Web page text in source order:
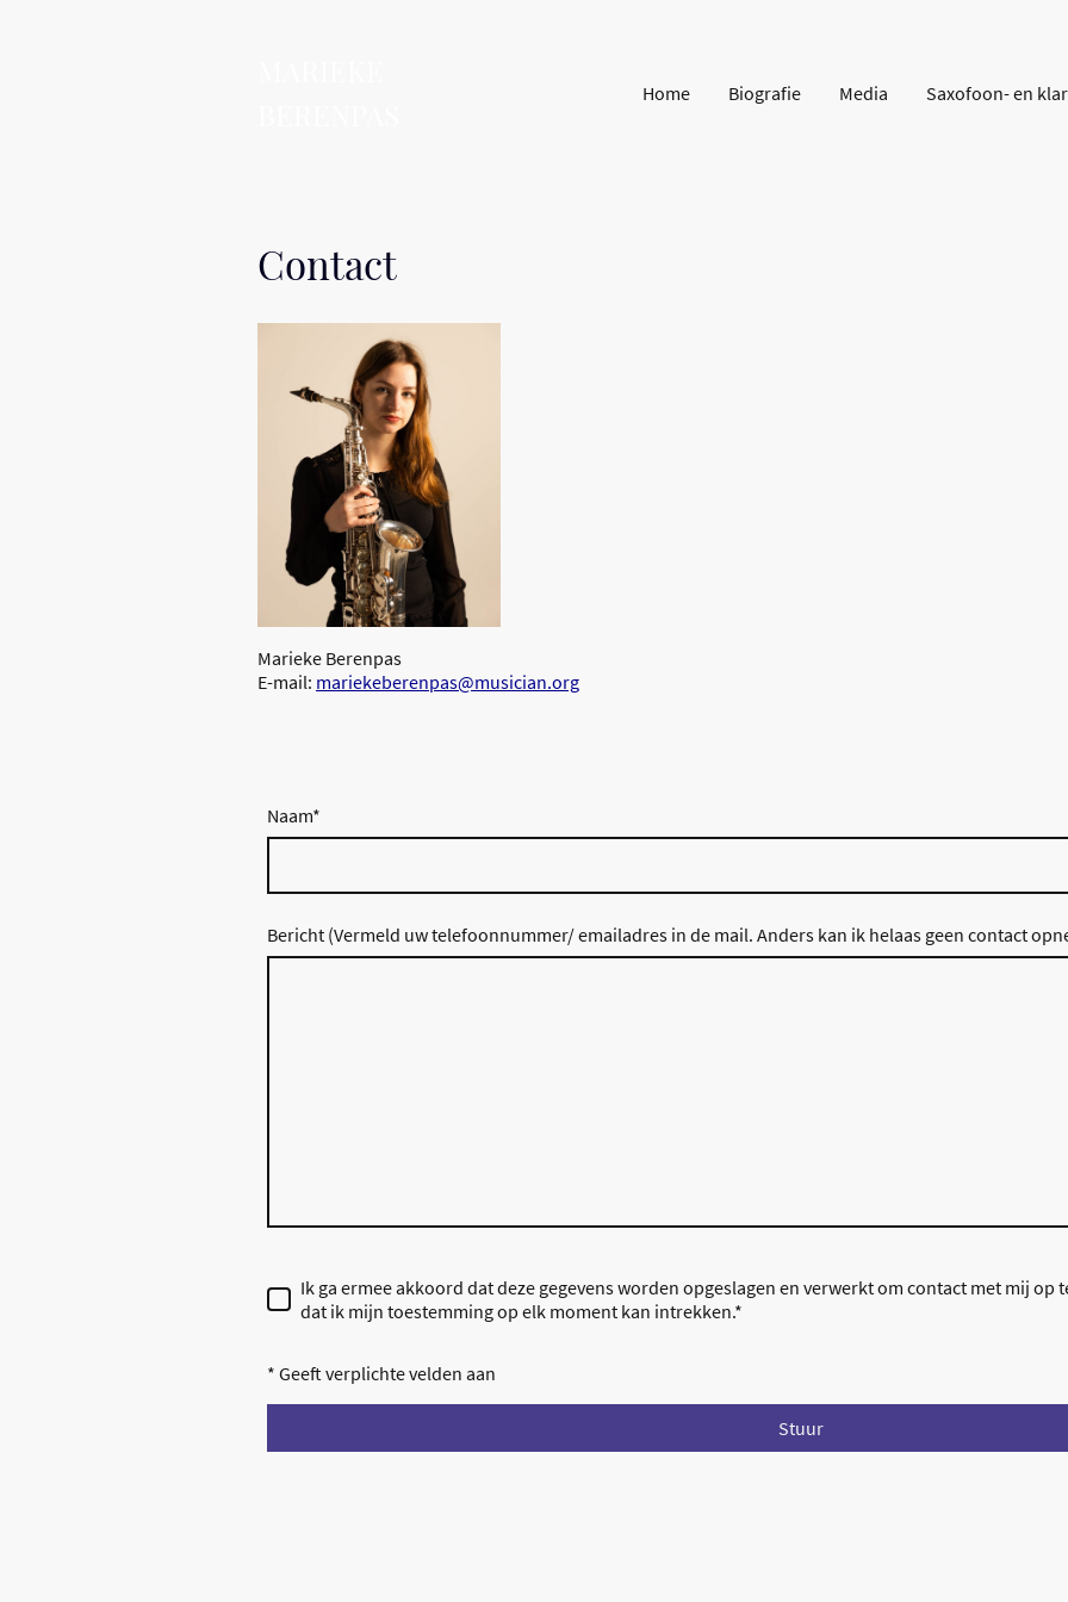
Home Biografie Media Saxofoon- en
Contact
Marieke Berenpas
E-mail: mariekeberenpas@musician.org
Naam*
Bericht (Vermeld uw telefoonnummer/ emailadres in de mail. Anders kan ik helaas geen contact
Ik ga ermee akkoord dat deze gegevens worden opgeslagen en verwerkt om contact met mij op
dat ik mijn toestemming op elk moment kan intrekken.*
* Geeft verplichte velden aan
Stuur